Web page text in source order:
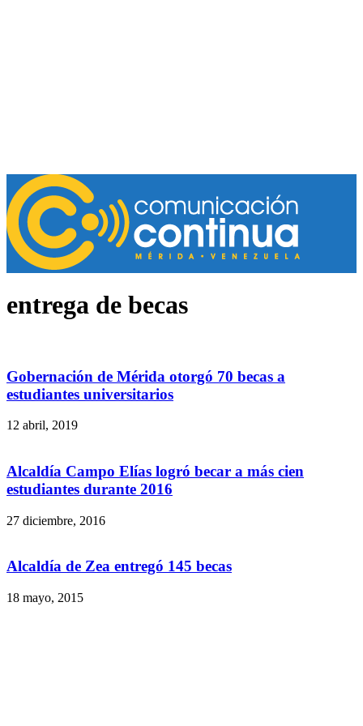
entrega de becas
Gobernación de Mérida otorgó 70 becas a
estudiantes universitarios
12 abril, 2019
Alcaldía Campo Elías logró becar a más cien
estudiantes durante 2016
27 diciembre, 2016
Alcaldía de Zea entregó 145 becas
18 mayo, 2015